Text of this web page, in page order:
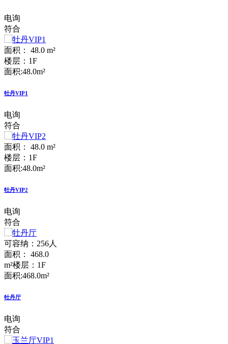
电询
符合
面积： 48.0 m²
楼层：1F
面积:48.0m²
牡丹VIP1
电询
符合
面积： 48.0 m²
楼层：1F
面积:48.0m²
牡丹VIP2
电询
符合
可容纳：256人
面积： 468.0
m²楼层：1F
面积:468.0m²
牡丹厅
电询
符合